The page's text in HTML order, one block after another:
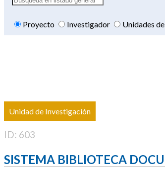
Proyecto Investigador Unidades
Unidad de Investigación
ID: 603
SISTEMA BIBLIOTECA